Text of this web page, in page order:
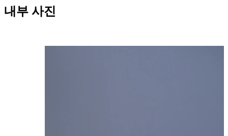
내부 사진